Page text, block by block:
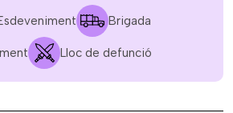
Brigada
Lloc de defunció